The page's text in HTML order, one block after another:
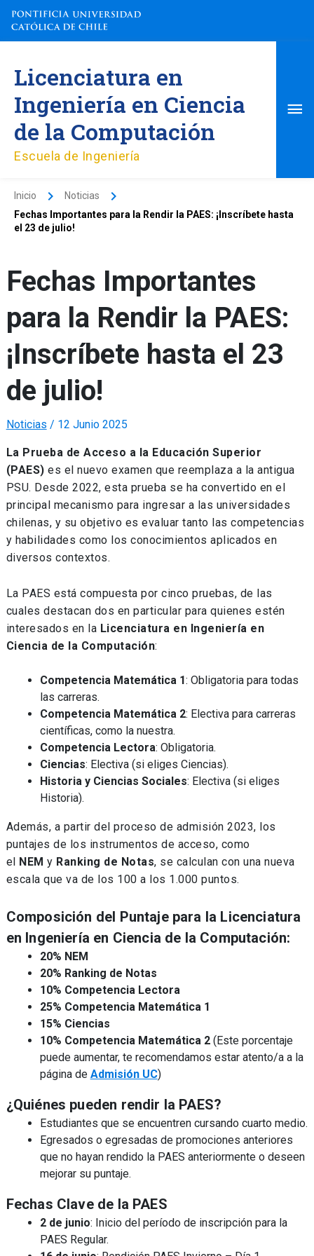
contenido
Licenciatura en
Ingeniería en Ciencia
de la Computación
Escuela de Ingeniería
Inicio
Noticias
Fechas Importantes para la Rendir la PAES: ¡Inscríbete hasta
el 23 de julio!
Fechas Importantes
para la Rendir la PAES:
¡Inscríbete hasta el 23
de julio!
Noticias / 12 Junio 2025
La Prueba de Acceso a la Educación Superior
(PAES) es el nuevo examen que reemplaza a la antigua
PSU. Desde 2022, esta prueba se ha convertido en el
principal mecanismo para ingresar a las universidades
chilenas, y su objetivo es evaluar tanto las competencias
y habilidades como los conocimientos aplicados en
diversos contextos.
La PAES está compuesta por cinco pruebas, de las
cuales destacan dos en particular para quienes estén
interesados en la Licenciatura en Ingeniería en
Ciencia de la Computación:
Competencia Matemática 1: Obligatoria para todas
las carreras.
Competencia Matemática 2: Electiva para carreras
científicas, como la nuestra.
Competencia Lectora: Obligatoria.
Ciencias: Electiva (si eliges Ciencias).
Historia y Ciencias Sociales: Electiva (si eliges
Historia).
Además, a partir del proceso de admisión 2023, los
puntajes de los instrumentos de acceso, como
el
NEM y Ranking de Notas, se calculan con una nueva
escala que va de los 100 a los 1.000 puntos.
Composición del Puntaje para la Licenciatura
en Ingeniería en Ciencia de la Computación:
20% NEM
20% Ranking de Notas
10% Competencia Lectora
25% Competencia Matemática 1
15% Ciencias
10% Competencia Matemática 2(Este porcentaje
puede aumentar, te recomendamos estar atento/a a la
página de Admisión UC)
¿Quiénes pueden rendir la PAES?
Estudiantes que se encuentren cursando cuarto medio.
Egresados o egresadas de promociones anteriores
que no hayan rendido la PAES anteriormente o deseen
mejorar su puntaje.
Fechas Clave de la PAES
2 de junio: Inicio del período de inscripción para la
PAES Regular.